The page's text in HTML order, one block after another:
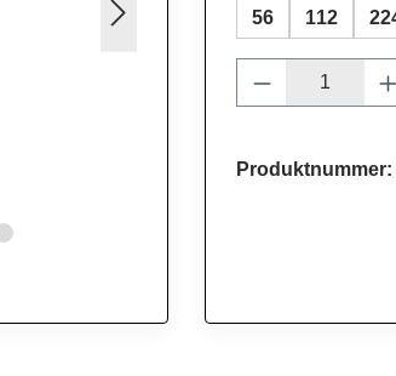
56 112
Produkt
Produktnummer: